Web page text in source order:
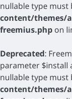
nullable type must
content/themes/
freemius.php on
Deprecated:
parameter $install
nullable type must
content/themes/